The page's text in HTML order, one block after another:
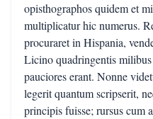
opisthographos quidem et
multiplicatur hic numerus.
procuraret in Hispania,
Licino quadringentis
pauciores erant. Nonne
legerit quantum scripserit,
principis fuisse; rursus cum